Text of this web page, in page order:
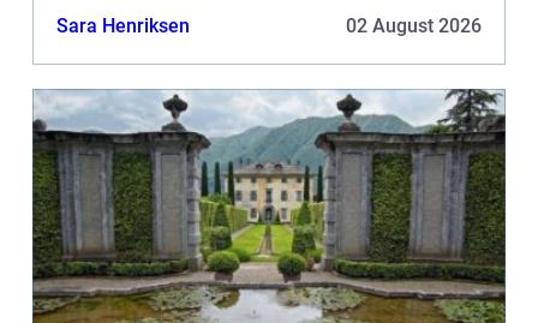
begynder sæt indeholder alle de elementer du skal
Sara Henriksen 02 August 2026